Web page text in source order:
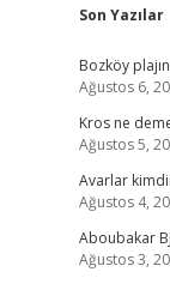
Son Yazılar
Bozköy
Ağustos 6,
Kros ne
Ağustos 5,
Avarlar
Ağustos 4,
Aboubakar
Ağustos 3,